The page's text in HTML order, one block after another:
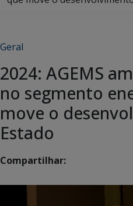
Geral
2024: AGEMS
no segmento
move o
Estado
Compartilhar: